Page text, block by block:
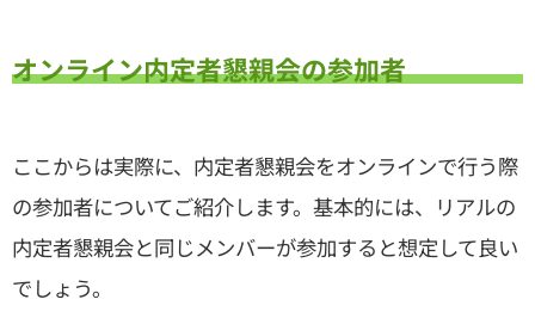
オンライン内定者懇親会の参加者
ここからは実際に、内定者懇親会をオンラインで行う際
の参加者についてご紹介します。基本的には、リアルの
内定者懇親会と同じメンバーが参加すると想定して良い
でしょう。